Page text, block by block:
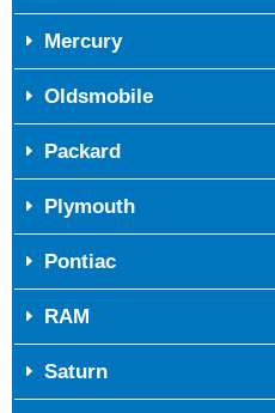
Mercury
Oldsmobile
Packard
Plymouth
Pontiac
RAM
Saturn